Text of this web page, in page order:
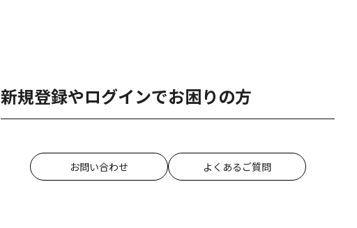
新規登録やログインでお困りの方
お問い合わせ よくあるご質問